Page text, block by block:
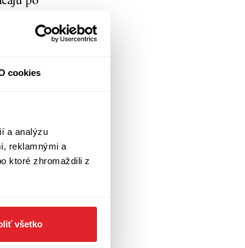
cookies
a analýzu
reklamnými a
ktoré zhromaždili z
všetko
odvráti
svoj
bieleho
Kurtz. V
si